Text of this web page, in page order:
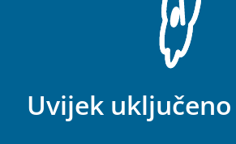
Uvijek